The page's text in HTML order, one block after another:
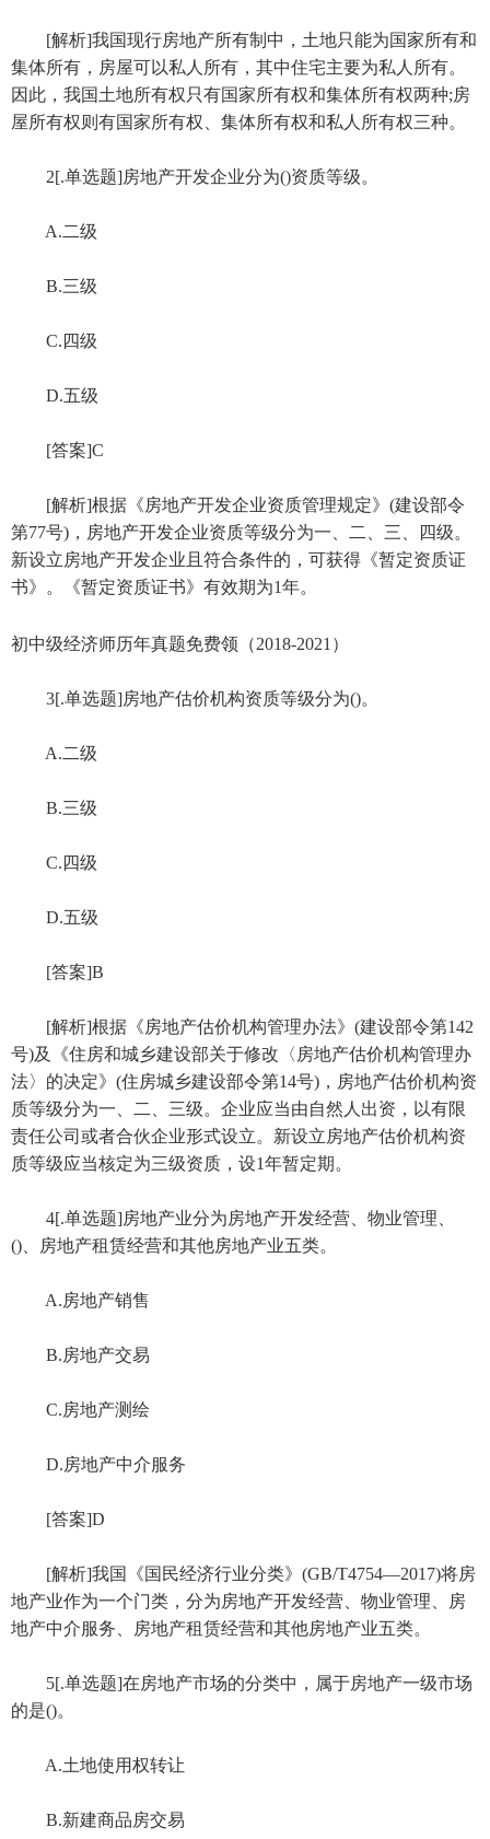
[解析]我国现行房地产所有制中，土地只能为国家所有和
集体所有，房屋可以私人所有，其中住宅主要为私人所有。
因此，我国土地所有权只有国家所有权和集体所有权两种;房
屋所有权则有国家所有权、集体所有权和私人所有权三种。
2[.单选题]房地产开发企业分为()资质等级。
A.二级
B.三级
C.四级
D.五级
[答案]C
[解析]根据《房地产开发企业资质管理规定》(建设部令
第77号)，房地产开发企业资质等级分为一、二、三、四级。
新设立房地产开发企业且符合条件的，可获得《暂定资质证
书》。《暂定资质证书》有效期为1年。
初中级经济师历年真题免费领（2018-2021）
3[.单选题]房地产估价机构资质等级分为()。
A.二级
B.三级
C.四级
D.五级
[答案]B
[解析]根据《房地产估价机构管理办法》(建设部令第142
号)及《住房和城乡建设部关于修改〈房地产估价机构管理办
法〉的决定》(住房城乡建设部令第14号)，房地产估价机构资
质等级分为一、二、三级。企业应当由自然人出资，以有限
责任公司或者合伙企业形式设立。新设立房地产估价机构资
质等级应当核定为三级资质，设1年暂定期。
4[.单选题]房地产业分为房地产开发经营、物业管理、
()、房地产租赁经营和其他房地产业五类。
A.房地产销售
B.房地产交易
C.房地产测绘
D.房地产中介服务
[答案]D
[解析]我国《国民经济行业分类》(GB/T4754—2017)将房
地产业作为一个门类，分为房地产开发经营、物业管理、房
地产中介服务、房地产租赁经营和其他房地产业五类。
5[.单选题]在房地产市场的分类中，属于房地产一级市场
的是()。
A.土地使用权转让
B.新建商品房交易